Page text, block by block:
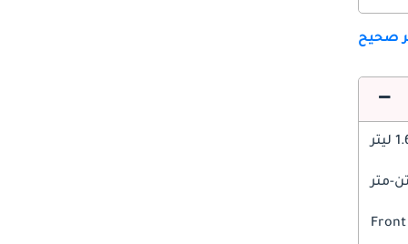
صحيح
ليتر
Front